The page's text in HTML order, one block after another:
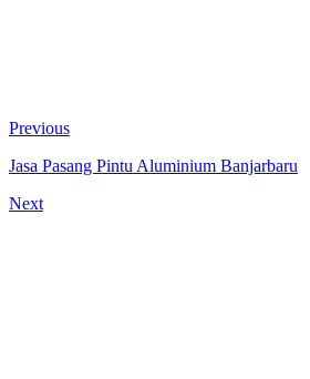
Previous
Jasa Pasang Pintu Aluminium Banjarbaru
Next